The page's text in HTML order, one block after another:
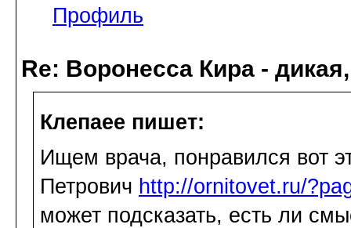
Профиль
Re: Воронесса Кира -
Клепаee пишет:
Ищем врача, понравился вот
Петрович http://ornitovet.ru/
может подсказать, есть ли